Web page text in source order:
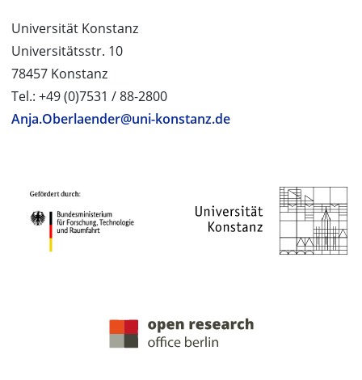
Universität Konstanz
Universitätsstr. 10
78457 Konstanz
Tel.: +49 (0)7531 / 88-2800
Anja.Oberlaender@uni-konstanz.de